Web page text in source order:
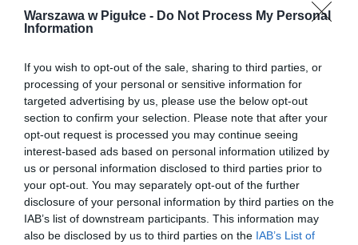
Warszawa w Pigułce - Do Not Process My Personal
Information
If you wish to opt-out of the sale, sharing to third parties, or
processing of your personal or sensitive information for
targeted advertising by us, please use the below opt-out
section to confirm your selection. Please note that after your
opt-out request is processed you may continue seeing
interest-based ads based on personal information utilized by
us or personal information disclosed to third parties prior to
your opt-out. You may separately opt-out of the further
disclosure of your personal information by third parties on the
IAB’s list of downstream participants. This information may
also be disclosed by us to third parties on the IAB’s List of